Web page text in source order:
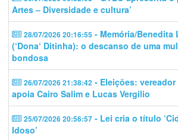
Artes – Diversidade e cultura’
28/07/2026 20:16:55 - Memória/Benedita
(‘Dona‘ Ditinha): o descanso de uma
bondosa
26/07/2026 21:38:42 - Eleições:
apoia Cairo Salim e Lucas Vergilio
25/07/2026 20:56:57 - Lei cria o título
Idoso’